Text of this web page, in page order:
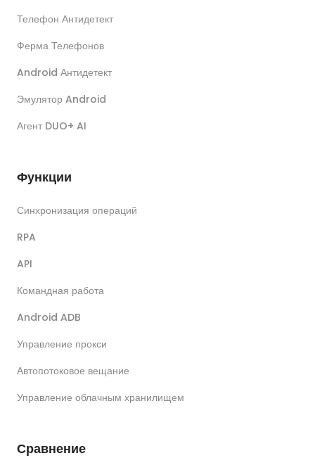
Телефон Антидетект
Ферма Телефонов
Android Антидетект
Эмулятор Android
Агент DUO+ AI
Функции
Синхронизация операций
RPA
API
Командная работа
Android ADB
Управление прокси
Автопотоковое вещание
Управление облачным хранилищем
Сравнение